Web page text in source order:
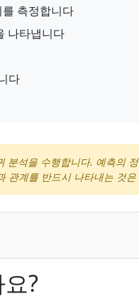
측정합니다
나타냅니다
다
분석을 수행합니다. 예측의
관계를 반드시 나타내는 것은
?